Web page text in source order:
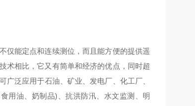
能定点和连续测位，而且能方便的提供遥
术相比，它又有简单和经济的优点，同时超
广泛应用于石油、矿业、发电厂、化工厂、
用油、奶制品)、抗洪防汛、水文监测、明